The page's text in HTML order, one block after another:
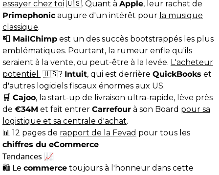
essayer chez toi 🇺🇸. Quant à Apple, leur rachat de
Primephonic augure d'un intérêt pour la musique
classique.
📮 MailChimp est un des succès bootstrappés les plus
emblématiques. Pourtant, la rumeur enfle qu'ils
seraient à la vente, ou peut-être à la levée. L'acheteur
potentiel
🇺🇸? Intuit, qui est derrière QuickBooks et
d'autres logiciels fiscaux énormes aux US.
🛒 Cajoo, la start-up de livraison ultra-rapide, lève près
de €34M et fait entrer Carrefour à son Board pour sa
logistique et sa centrale d'achat.
📊 12 pages de rapport de la Fevad pour tous les
chiffres du eCommerce
Tendances 📈
🛍 Le commerce toujours à l'honneur dans cette